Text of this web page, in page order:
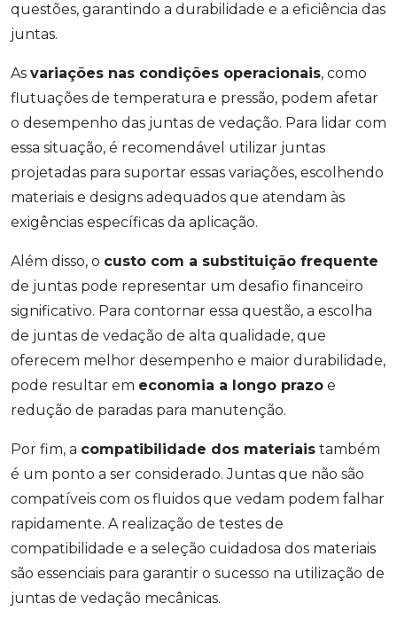
questões, garantindo a durabilidade e a eficiência das
juntas.
As variações nas condições operacionais, como
flutuações de temperatura e pressão, podem afetar
o desempenho das juntas de vedação. Para lidar com
essa situação, é recomendável utilizar juntas
projetadas para suportar essas variações, escolhendo
materiais e designs adequados que atendam às
exigências específicas da aplicação.
Além disso, o custo com a substituição frequente
de juntas pode representar um desafio financeiro
significativo. Para contornar essa questão, a escolha
de juntas de vedação de alta qualidade, que
oferecem melhor desempenho e maior durabilidade,
pode resultar em economia a longo prazo e
redução de paradas para manutenção.
Por fim, a compatibilidade dos materiais também
é um ponto a ser considerado. Juntas que não são
compatíveis com os fluidos que vedam podem falhar
rapidamente. A realização de testes de
compatibilidade e a seleção cuidadosa dos materiais
são essenciais para garantir o sucesso na utilização de
juntas de vedação mecânicas.